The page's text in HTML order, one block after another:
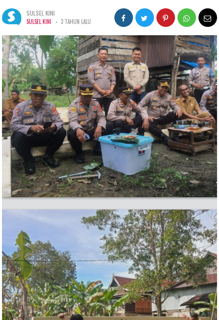
SULSEL KINI
SULSEL KINI - 3 TAHUN LALU